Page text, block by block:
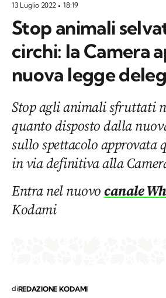
13 Luglio 2022 18:19
Stop animali
circhi: la Camera
nuova legge
Stop agli animali sfruttati
quanto disposto dalla
sullo spettacolo approvata
in via definitiva alla
Entra nel nuovocanale
Kodami
diREDAZIONE KODAMI